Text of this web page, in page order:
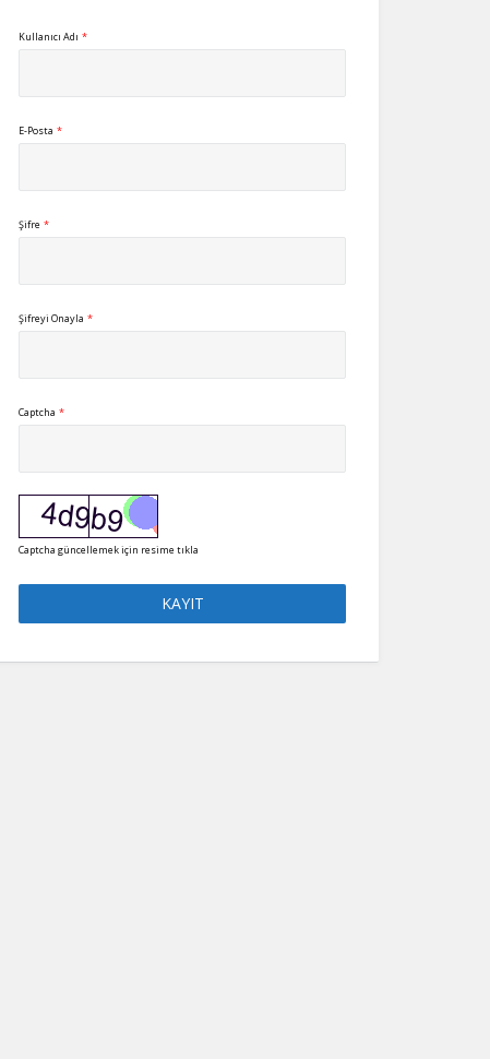
Kullanıcı Adı *
E-Posta *
Şifre *
Şifreyi Onayla *
Captcha *
Captcha güncellemek için resime tıkla